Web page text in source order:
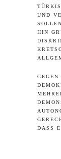
UND
HIN
DASS